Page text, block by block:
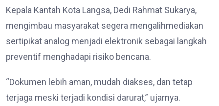
Kepala Kantah Kota Langsa, Dedi Rahmat Sukarya,
mengimbau masyarakat segera mengalihmediakan
sertipikat analog menjadi elektronik sebagai langkah
preventif menghadapi risiko bencana.
“Dokumen lebih aman, mudah diakses, dan tetap
terjaga meski terjadi kondisi darurat,” ujarnya.